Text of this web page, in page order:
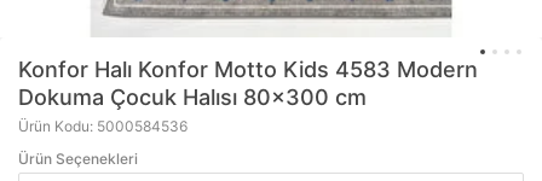
Konfor Halı Konfor Motto Kids 4583 Modern
Dokuma Çocuk Halısı 80x300 cm
Ürün Kodu: 5000584536
Ürün Seçenekleri